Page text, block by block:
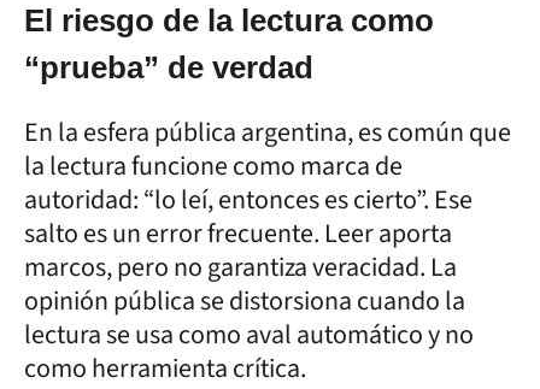
El riesgo de la lectura como
“prueba” de verdad
En la esfera pública argentina, es común que
la lectura funcione como marca de
autoridad: “lo leí, entonces es cierto”. Ese
salto es un error frecuente. Leer aporta
marcos, pero no garantiza veracidad. La
opinión pública se distorsiona cuando la
lectura se usa como aval automático y no
como herramienta crítica.